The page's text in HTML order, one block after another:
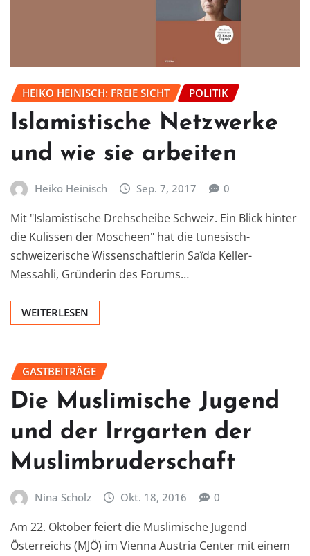
HEIKO HEINISCH: FREIE SICHT POLITIK
Islamistische Netzwerke
und wie sie arbeiten
Heiko Heinisch Sep. 7, 2017 0
Mit "Islamistische Drehscheibe Schweiz. Ein Blick hinter
die Kulissen der Moscheen" hat die tunesisch-
schweizerische Wissenschaftlerin Saïda Keller-
Messahli, Gründerin des Forums…
WEITERLESEN
GASTBEITRÄGE
Die Muslimische Jugend
und der Irrgarten der
Muslimbruderschaft
Nina Scholz Okt. 18, 2016 0
Am 22. Oktober feiert die Muslimische Jugend
Österreichs (MJÖ) im Vienna Austria Center mit einem